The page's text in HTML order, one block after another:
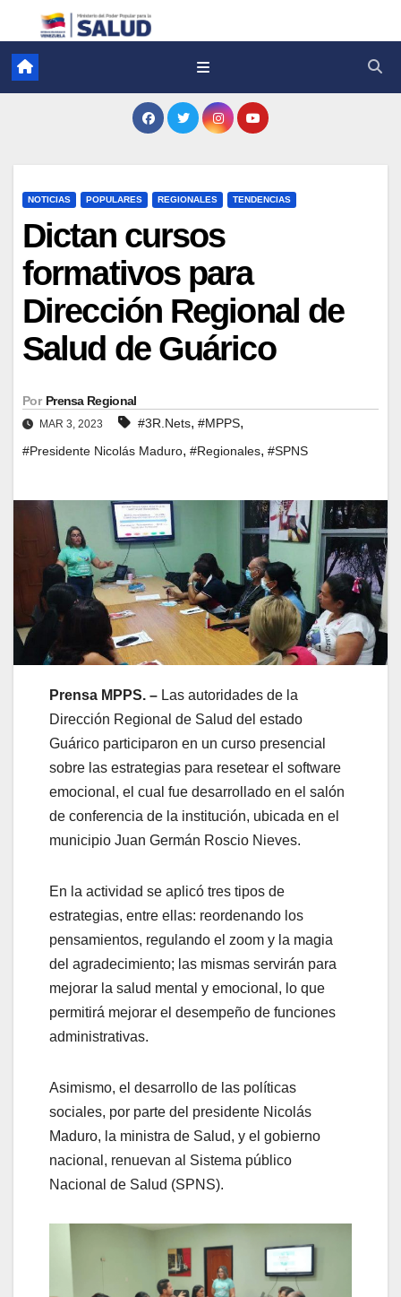
NOTICIAS POPULARES REGIONALES TENDENCIAS
Dictan cursos
formativos para
Dirección Regional de
Salud de Guárico
Por Prensa Regional
MAR 3, 2023 #3R.Nets, #MPPS,
#Presidente Nicolás Maduro, #Regionales, #SPNS
Prensa MPPS. – Las autoridades de la
Dirección Regional de Salud del estado
Guárico participaron en un curso presencial
sobre las estrategias para resetear el software
emocional, el cual fue desarrollado en el salón
de conferencia de la institución, ubicada en el
municipio Juan Germán Roscio Nieves.
En la actividad se aplicó tres tipos de
estrategias, entre ellas: reordenando los
pensamientos, regulando el zoom y la magia
del agradecimiento; las mismas servirán para
mejorar la salud mental y emocional, lo que
permitirá mejorar el desempeño de funciones
administrativas.
Asimismo, el desarrollo de las políticas
sociales, por parte del presidente Nicolás
Maduro, la ministra de Salud, y el gobierno
nacional, renuevan al Sistema público
Nacional de Salud (SPNS).